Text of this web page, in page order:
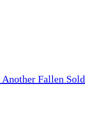
Fallen